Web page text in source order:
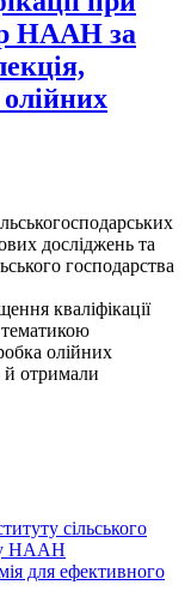
НААН за
досліджень та
господарства
кваліфікації
олійних
й отримали
сільського
НААН
для ефективного